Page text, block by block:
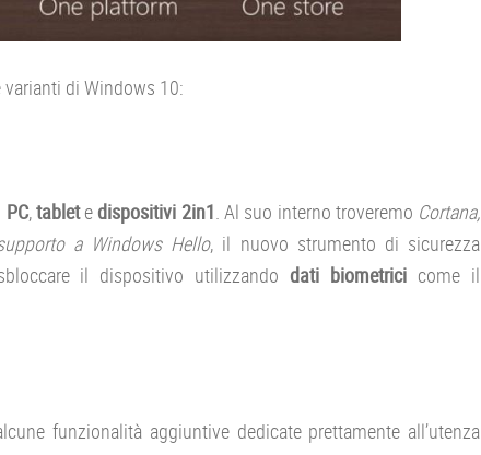
di Windows 10:
PC,tabletedispositivi 2in1. Al suo interno troveremo Cortana,
a Windows Hello, il nuovo strumento di sicurezza
il dispositivo utilizzandodati biometrici come il
funzionalità aggiuntive dedicate prettamente all’utenza